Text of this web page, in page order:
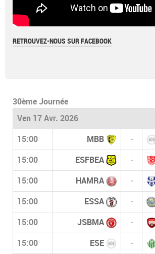
RETROUVEZ-NOUS SUR FACEBOOK
30ème Journée
Ven 17 Avr. 2026
15:00 MBB -
15:00 ESFBEA -
15:00 HAMRA -
15:00 ESSA -
15:00 JSBMA -
15:00 ESE -